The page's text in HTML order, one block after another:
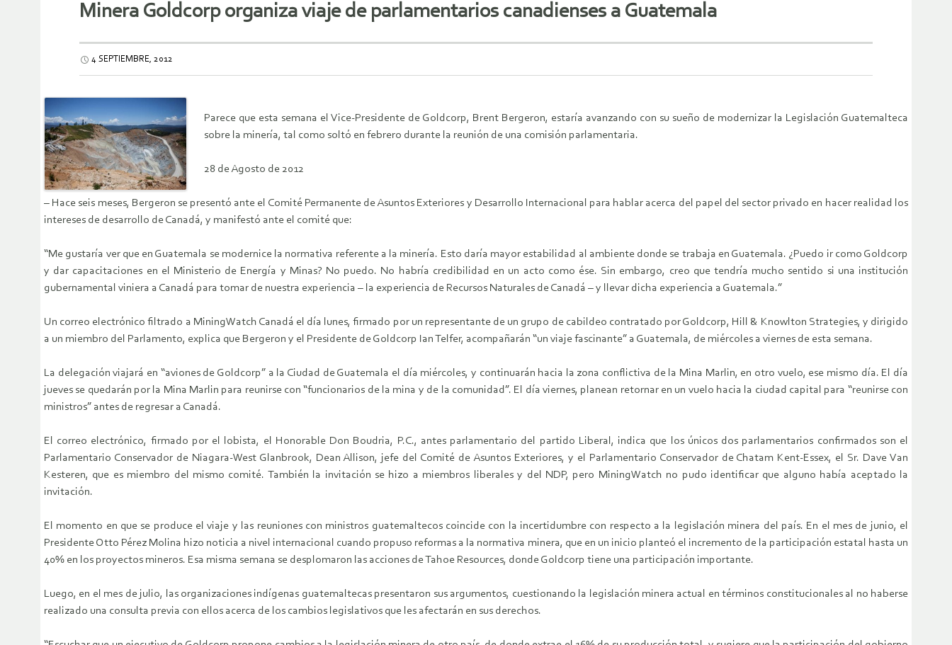
Minera Goldcorp organiza viaje de parlamentarios canadienses a Guatemala
4 SEPTIEMBRE, 2012
Parece que esta semana el Vice-Presidente de Goldcorp, Brent Bergeron, estaría avanzando con su sueño de modernizar la Legislación Guatemalteca
sobre la minería, tal como soltó en febrero durante la reunión de una comisión parlamentaria.
28 de Agosto de 2012
– Hace seis meses, Bergeron se presentó ante el Comité Permanente de Asuntos Exteriores y Desarrollo Internacional para hablar acerca del papel del sector privado en hacer realidad los
intereses de desarrollo de Canadá, y manifestó ante el comité que:
“Me gustaría ver que en Guatemala se modernice la normativa referente a la minería. Esto daría mayor estabilidad al ambiente donde se trabaja en Guatemala. ¿Puedo ir como Goldcorp
y dar capacitaciones en el Ministerio de Energía y Minas? No puedo. No habría credibilidad en un acto como ése. Sin embargo, creo que tendría mucho sentido si una institución
gubernamental viniera a Canadá para tomar de nuestra experiencia – la experiencia de Recursos Naturales de Canadá – y llevar dicha experiencia a Guatemala.”
Un correo electrónico filtrado a MiningWatch Canadá el día lunes, firmado por un representante de un grupo de cabildeo contratado por Goldcorp, Hill & Knowlton Strategies, y dirigido
a un miembro del Parlamento, explica que Bergeron y el Presidente de Goldcorp Ian Telfer, acompañarán “un viaje fascinante” a Guatemala, de miércoles a viernes de esta semana.
La delegación viajará en “aviones de Goldcorp” a la Ciudad de Guatemala el día miércoles, y continuarán hacia la zona conflictiva de la Mina Marlin, en otro vuelo, ese mismo día. El día
jueves se quedarán por la Mina Marlin para reunirse con “funcionarios de la mina y de la comunidad”. El día viernes, planean retornar en un vuelo hacia la ciudad capital para “reunirse con
ministros” antes de regresar a Canadá.
El correo electrónico, firmado por el lobista, el Honorable Don Boudria, P.C., antes parlamentario del partido Liberal, indica que los únicos dos parlamentarios confirmados son el
Parlamentario Conservador de Niagara-West Glanbrook, Dean Allison, jefe del Comité de Asuntos Exteriores, y el Parlamentario Conservador de Chatam Kent-Essex, el Sr. Dave Van
Kesteren, que es miembro del mismo comité. También la invitación se hizo a miembros liberales y del NDP, pero MiningWatch no pudo identificar que alguno había aceptado la
invitación.
El momento en que se produce el viaje y las reuniones con ministros guatemaltecos coincide con la incertidumbre con respecto a la legislación minera del país. En el mes de junio, el
Presidente Otto Pérez Molina hizo noticia a nivel internacional cuando propuso reformas a la normativa minera, que en un inicio planteó el incremento de la participación estatal hasta un
40% en los proyectos mineros. Esa misma semana se desplomaron las acciones de Tahoe Resources, donde Goldcorp tiene una participación importante.
Luego, en el mes de julio, las organizaciones indígenas guatemaltecas presentaron sus argumentos, cuestionando la legislación minera actual en términos constitucionales al no haberse
realizado una consulta previa con ellos acerca de los cambios legislativos que les afectarán en sus derechos.